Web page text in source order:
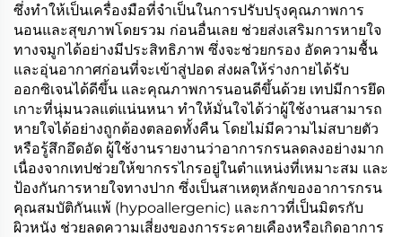
ซึ่งทำให้เป็นเครื่องมือที่จำเป็นในการปรับปรุงคุณภาพการ
นอนและสุขภาพโดยรวม ก่อนอื่นเลย ช่วยส่งเสริมการหายใจ
ทางจมูกได้อย่างมีประสิทธิภาพ ซึ่งจะช่วยกรอง อัดความชื้น
และอุ่นอากาศก่อนที่จะเข้าสู่ปอด ส่งผลให้ร่างกายได้รับ
ออกซิเจนได้ดีขึ้น และคุณภาพการนอนดีขึ้นด้วย เทปมีการยึด
เกาะที่นุ่มนวลแต่แน่นหนา ทำให้มั่นใจได้ว่าผู้ใช้งานสามารถ
หายใจได้อย่างถูกต้องตลอดทั้งคืน โดยไม่มีความไม่สบายตัว
หรือรู้สึกอึดอัด ผู้ใช้งานรายงานว่าอาการกรนลดลงอย่างมาก
เนื่องจากเทปช่วยให้ขากรรไกรอยู่ในตำแหน่งที่เหมาะสม และ
ป้องกันการหายใจทางปาก ซึ่งเป็นสาเหตุหลักของอาการกรน
คุณสมบัติกันแพ้ (hypoallergenic) และกาวที่เป็นมิตรกับ
ผิวหนัง ช่วยลดความเสี่ยงของการระคายเคืองหรือเกิดอาการ